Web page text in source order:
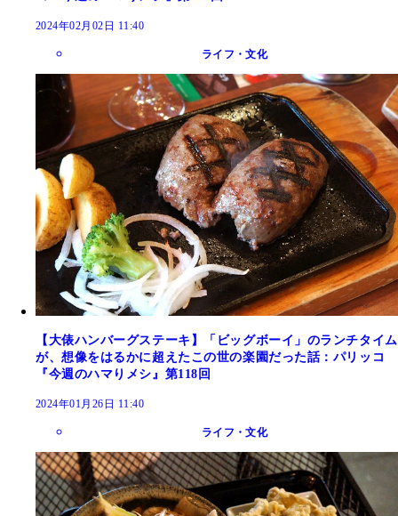
2024年02月02日 11:40
ライフ・文化
【大俵ハンバーグステーキ】「ビッグボーイ」のランチタイム
が、想像をはるかに超えたこの世の楽園だった話：パリッコ
『今週のハマりメシ』第118回
2024年01月26日 11:40
ライフ・文化